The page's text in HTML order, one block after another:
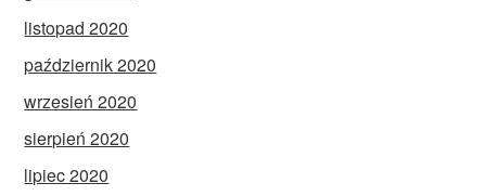
listopad 2020
październik 2020
wrzesień 2020
sierpień 2020
lipiec 2020